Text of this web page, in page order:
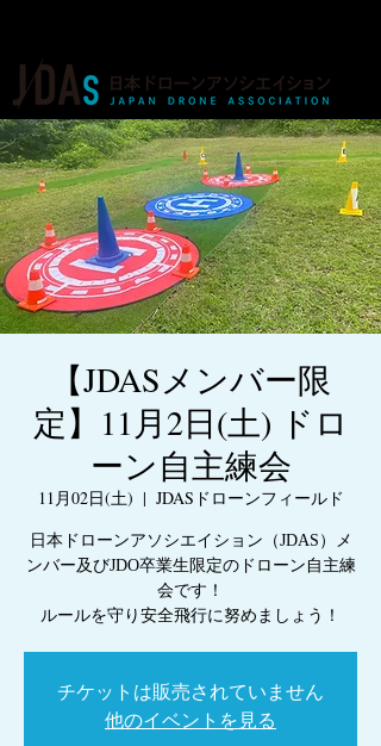
【JDASメンバー限
定】11月2日(土) ドロ
ーン自主練会
11月02日(土)
  |
JDASドローンフィールド
日本ドローンアソシエイション（JDAS）メ
ンバー及びJDO卒業生限定のドローン自主練
会です！
ルールを守り安全飛行に努めましょう！
チケットは販売されていません
他のイベントを見る